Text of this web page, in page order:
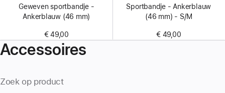
Geweven sportbandje -
Ankerblauw (46 mm)
€ 49,00
Sportbandje - Ankerblauw
(46 mm) - S/M
€ 49,00
Accessoires
Zoek op product